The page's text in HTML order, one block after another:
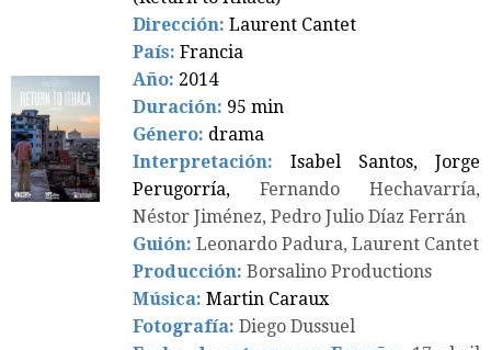
Dirección: Laurent Cantet
País: Francia
Año: 2014
Duración: 95 min
Género: drama
Interpretación:
Isabel Santos, Jorge
Perugorría, Fernando Hechavarría,
Néstor Jiménez, Pedro Julio Díaz Ferrán
Guión: Leonardo Padura, Laurent Cantet
Producción: Borsalino Productions
Música: Martin Caraux
Fotografía: Diego Dussuel